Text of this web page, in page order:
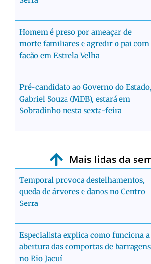
Homem é preso por ameaçar de
morte familiares e agredir o pai com
facão em Estrela Velha
Pré-candidato ao Governo do Estado,
Gabriel Souza (MDB), estará em
Sobradinho nesta sexta-feira
Mais lidas da
Temporal provoca destelhamentos,
queda de árvores e danos no Centro
Serra
Especialista explica como funciona a
abertura das comportas de barragens
no Rio Jacuí